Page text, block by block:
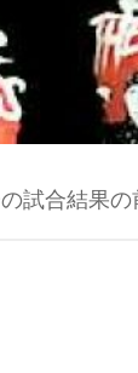
試合結果の